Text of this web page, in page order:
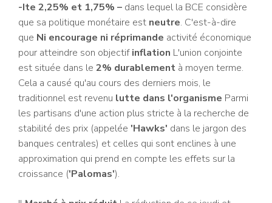
-Ite 2,25% et 1,75% – dans lequel la BCE considère
que sa politique monétaire est neutre. C'est-à-dire
que Ni encourage ni réprimande activité économique
pour atteindre son objectifinflation L'union conjointe
est située dans le 2% durablement à moyen terme.
Cela a causé qu'au cours des derniers mois, le
traditionnel est revenu lutte dans l'organisme Parmi
les partisans d'une action plus stricte à la recherche de
stabilité des prix (appelée 'Hawks' dans le jargon des
banques centrales) et celles qui sont enclines à une
approximation qui prend en compte les effets sur la
croissance ('Palomas').